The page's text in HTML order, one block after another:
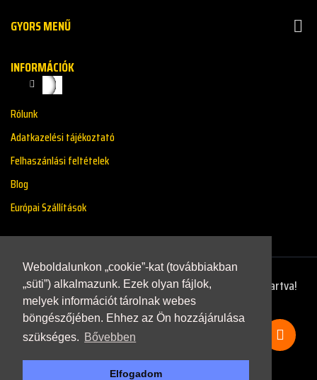
Weboldalunkon „cookie”-kat (továbbiakban
„süti”) alkalmazunk. Ezek olyan fájlok,
melyek információt tárolnak webes
böngészőjében. Ehhez az Ön hozzájárulása
szükséges. Bővebben
Elfogadom
GYORS MENŰ 
INFORMÁCIÓK
Rólunk
Adatkazelési tájékoztató
Felhaszánlási feltételek
Blog
Európai Szállítások
Copyright © 2021 - Renaultstore.hu - Minden Jog Fenntartva!